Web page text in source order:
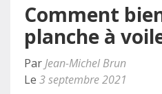
Comment
planche à
Par Jean-Michel Brun
Le 3 septembre 2021